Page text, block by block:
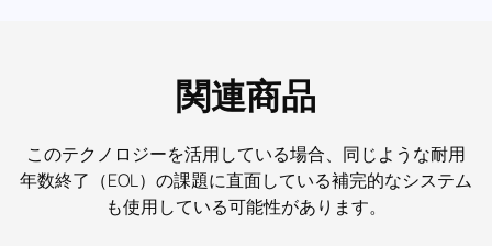
関連商品
このテクノロジーを活用している場合、同じような耐用
年数終了（EOL）の課題に直面している補完的なシステム
も使用している可能性があります。